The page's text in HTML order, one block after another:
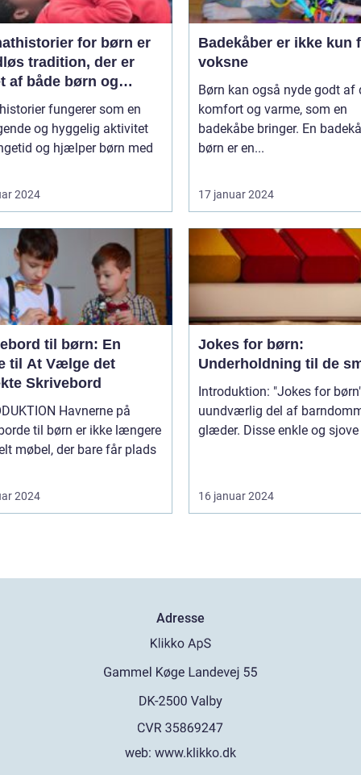
for børn er
tradition, der er
af både børn og
over hele verden
fungerer som en
og hyggelig aktivitet
og hjælper børn med
2024
Badekåber er ikke kun
voksne
Børn kan også nyde godt af
komfort og varme, som en
badekåbe bringer. En
børn er en...
17 januar 2024
til børn: En
til At Vælge det
Skrivebord
Havnerne på
til børn er ikke længere
møbel, der bare får plads
2024
Jokes for børn:
Underholdning til de
Introduktion: "Jokes for
uundværlig del af
glæder. Disse enkle og
16 januar 2024
Adresse
web: www.klikko.dk